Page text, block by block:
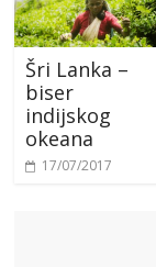
Šri Lanka –
biser
indijskog
okeana
17/07/2017